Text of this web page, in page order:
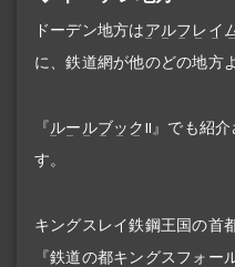
ドーデン地方はアルフレイ
に、鉄道網が他のどの地方
『ルールブックII』でも紹
す。
キングスレイ鉄鋼王国の首
『鉄道の都キングスフォー